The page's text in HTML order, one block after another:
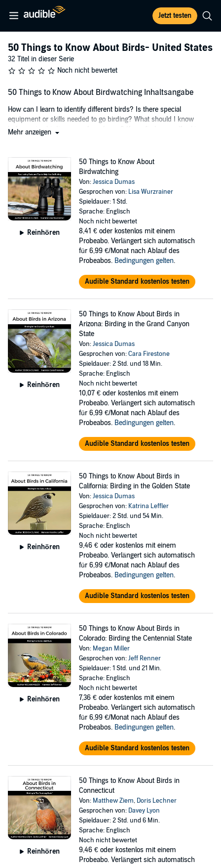
Jetzt testen
50 Things to Know About Birds- United States
32 Titel in dieser Serie
Noch nicht bewertet
50 Things to Know About Birdwatching Inhaltsangabe
How can I learn to identify different birds? Is there special
equipment or skills needed to go birding? What should I know
before going birding away from home? If you find yourself asking
50 Things to Know About Birdwatching,
Dumas, gives you fascinating facts and basic tips to know when to
go birdwatching (known as birding). This audiobook was made with
the beginner in mind, but it is useful to anyone who enjoys
birdwatching! This audiobook is also beneficial as a companion to all
the "50 Things to Know About the Birds" of each state, titles that
have all been published by CZYK Publishing.
50 Things to Know About Birdwatchingincludes everything you
need to know, to make your birding experiences the most enjoyable
and successful. You will learn ways of identifying bird species, how
to stay safe while in different habitats, how to keep a log on the birds
you would call a “Field Guide” or “Bird Guide”; those are used for
identifying birds. This book only serves as a great companion to any
field or bird guide you might have.
Everything in this audiobook will help you to have a greater
appreciation for the art of birdwatching. By the time you finish
listening, you will know at least 50 things to know about
birdwatching....So, download your copy today! You'll be glad you did!
©2021 CZYK Publishing (P)2022 CZYK Publishing
Mehr anzeigen
Reinhören
50 Things to Know About
Birdwatching
Von:Jessica Dumas
Gesprochen von: Lisa Wurzrainer
Spieldauer: 1 Std.
Sprache: Englisch
Noch nicht bewertet
8,41 € oder kostenlos mit einem
Probeabo. Verlängert sich automatisch
für 6,99 €/Monat nach Ablauf des
Probeabos. Bedingungen gelten.
Audible Standard kostenlos testen
Reinhören
50 Things to Know About Birds in
Arizona: Birding in the Grand Canyon
State
Von:Jessica Dumas
Gesprochen von:Cara Firestone
Spieldauer: 2 Std. und 18 Min.
Sprache: Englisch
Noch nicht bewertet
10,07 € oder kostenlos mit einem
Probeabo. Verlängert sich automatisch
für 6,99 €/Monat nach Ablauf des
Probeabos. Bedingungen gelten.
Audible Standard kostenlos testen
Reinhören
50 Things to Know About Birds in
California: Birding in the Golden State
Von:Jessica Dumas
Gesprochen von: Katrina Leffler
Spieldauer: 2 Std. und 54 Min.
Sprache: Englisch
Noch nicht bewertet
9,46 € oder kostenlos mit einem
Probeabo. Verlängert sich automatisch
für 6,99 €/Monat nach Ablauf des
Probeabos. Bedingungen gelten.
Audible Standard kostenlos testen
Reinhören
50 Things to Know About Birds in
Colorado: Birding the Centennial State
Von: Megan Miller
Gesprochen von:Jeff Renner
Spieldauer: 1 Std. und 21 Min.
Sprache: Englisch
Noch nicht bewertet
7,36 € oder kostenlos mit einem
Probeabo. Verlängert sich automatisch
für 6,99 €/Monat nach Ablauf des
Probeabos. Bedingungen gelten.
Audible Standard kostenlos testen
Reinhören
50 Things to Know About Birds in
Connecticut
Von: Matthew Ziem, Doris Lechner
Gesprochen von: Davey Lyon
Spieldauer: 2 Std. und 6 Min.
Sprache: Englisch
Noch nicht bewertet
9,46 € oder kostenlos mit einem
Probeabo. Verlängert sich automatisch